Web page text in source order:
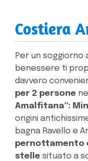
Costiera
Per un soggiorno
benessere ti
davvero
per 2 persone
Amalfitana”:
origini
bagna Ravello e
pernottamento
stelle situato a